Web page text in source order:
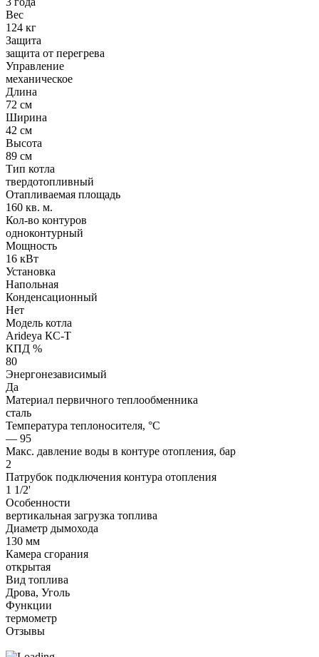
Вес
124 кг
Защита
защита от перегрева
Управление
механическое
Длина
72 см
Ширина
42 см
Высота
89 см
Тип котла
твердотопливный
Отапливаемая площадь
160 кв. м.
Кол-во контуров
одноконтурный
Мощность
16 кВт
Установка
Напольная
Конденсационный
Нет
Модель котла
Arideya КС-Т
КПД %
80
Энергонезависимый
Да
Материал первичного теплообменника
сталь
Температура теплоносителя, °С
— 95
Макс. давление воды в контуре отопления, бар
2
Патрубок подключения контура отопления
1 1/2'
Особенности
вертикальная загрузка топлива
Диаметр дымохода
130 мм
Камера сгорания
открытая
Вид топлива
Дрова, Уголь
Функции
термометр
Отзывы